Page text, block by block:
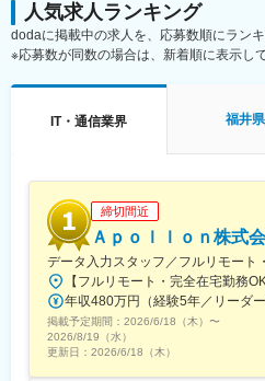
変更の範囲：会社の定める業務
■入社後について
まずは本社研修を通じて、会社
学びます。その後は先輩社員
に応じて担当範囲を広げます。
総合的に管理する力を磨けます
や定期点検に加え、廃止措置、
域を拡大。社会インフラを支え
る専門性を高められます。
■同社について：
1977年創立の同社は、プラント
テグレーション、マテリアルト
した事業基盤に加え、社員を「
支援する育成風土も魅力。働き
人気求人ランキング
dodaに掲載中の求人を、応募数順にラン
※応募数が同数の場合は、新着順に表示し
IT・通信業界 福井県
締切間近
Ａｐｏｌｌｏｎ株式
データ入力スタッフ／フルリモート
掲載予定期間： 2026/6/18（木） 〜
2026/8/19（水）
更新日： 2026/6/18（木）